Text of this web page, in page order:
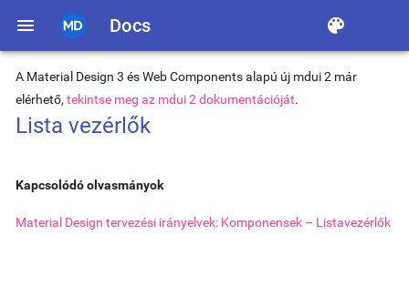
menu Docs color_lens
A Material Design 3 és Web Components alapú új mdui 2 már
elérhető, tekintse meg az mdui 2 dokumentációját.
Lista vezérlők
Kapcsolódó olvasmányok
Material Design tervezési irányelvek: Komponensek – Listavezérlők